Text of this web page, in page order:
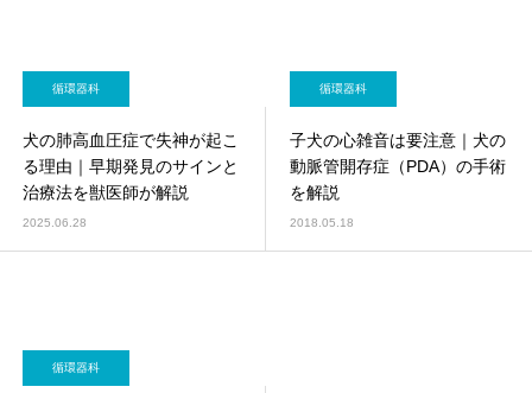
循環器科
犬の肺高血圧症で失神が起こ
る理由｜早期発見のサインと
治療法を獣医師が解説
2025.06.28
循環器科
子犬の心雑音は要注意｜犬の
動脈管開存症（PDA）の手術
を解説
2018.05.18
循環器科